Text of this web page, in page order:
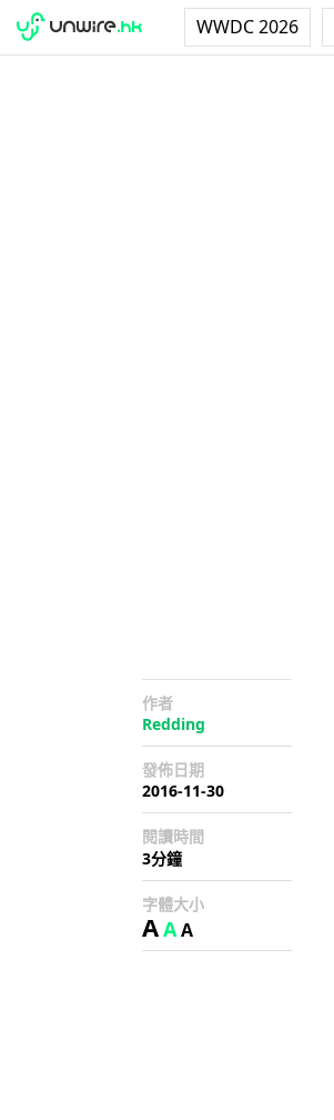
WWDC 2026
作者
Redding
發佈日期
2016-11-30
閱讀時間
3分鐘
字體大小
AAA